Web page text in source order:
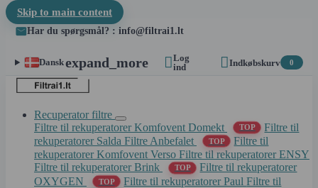
Skip to main content
Har du spørgsmål? : info@filtrai1.lt
Danskexpand_more Log
ind
Indkøbskurv 0
Recuperator filtre
Filtre til rekuperatorer Komfovent Domekt
TOP
Filtre til
rekuperatorer Salda Filtre Anbefalet TOP
Filtre til
rekuperatorer Komfovent Verso Filtre til rekuperatorer ENSY
Filtre til rekuperatorer Brink
TOP
Filtre til rekuperatorer
OXYGEN
TOP Filtre til rekuperatorer PaulFiltre til